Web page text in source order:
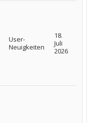
User-
Neuigkeiten
18.
Juli
2026